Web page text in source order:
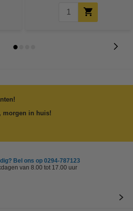
morgen in huis!
Bel ons op 0294-787123
van 8.00 tot 17.00 uur